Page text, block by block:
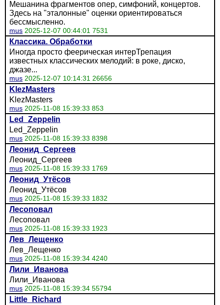
Мешанина фрагментов опер, симфоний, концертов.
Здесь на "эталонные" оценки ориентироваться
бессмысленно.
mus 2025-12-07 00:44:01 7531
Классика. Обработки
Иногда просто феерическая интерТрепация
известных классических мелодий: в роке, диско,
джазе...
mus 2025-12-07 10:14:31 26656
KlezMasters
KlezMasters
mus 2025-11-08 15:39:33 853
Led_Zeppelin
Led_Zeppelin
mus 2025-11-08 15:39:33 8398
Леонид_Сергеев
Леонид_Сергеев
mus 2025-11-08 15:39:33 1769
Леонид_Утёсов
Леонид_Утёсов
mus 2025-11-08 15:39:33 1832
Лесоповал
Лесоповал
mus 2025-11-08 15:39:33 1923
Лев_Лещенко
Лев_Лещенко
mus 2025-11-08 15:39:34 4240
Лили_Иванова
Лили_Иванова
mus 2025-11-08 15:39:34 55794
Little_Richard